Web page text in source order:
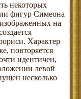
некоторых
фигур Симеона
на
Характер
повторяется
идентичен,
левой
несколько